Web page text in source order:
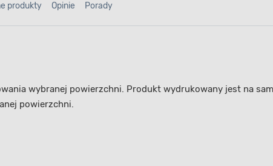
produkty Opinie Porady
wybranej powierzchni. Produkt wydrukowany jest na
powierzchni.